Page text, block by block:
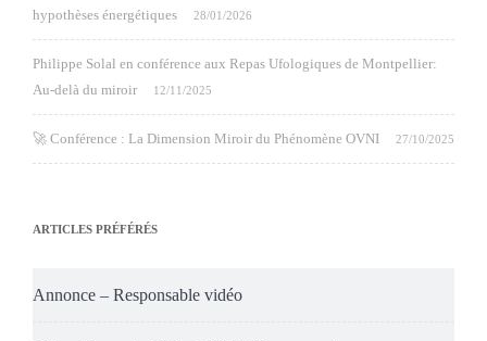
hypothèses énergétiques
28/01/2026
Philippe Solal en conférence aux Repas Ufologiques de Montpellier:
Au-delà du miroir
12/11/2025
🚀 Conférence : La Dimension Miroir du Phénomène OVNI 27/10/2025
ARTICLES PRÉFÉRÉS
Annonce – Responsable vidéo